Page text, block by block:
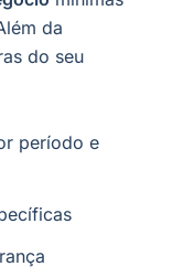
da
do seu
período e